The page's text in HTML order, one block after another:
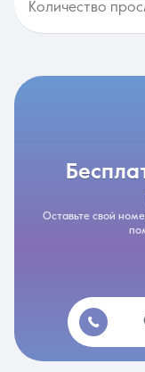
Количество
бесплатная консультация
Оставьте свой